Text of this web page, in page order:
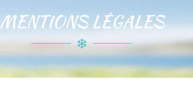
MENTIONS LÉGALES